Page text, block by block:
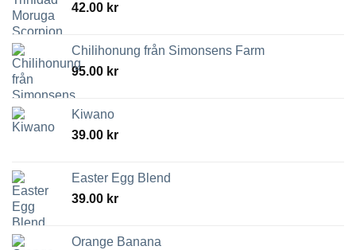
42.00 kr
Chilihonung från Simonsens Farm
95.00 kr
Kiwano
39.00 kr
Easter Egg Blend
39.00 kr
Orange Banana